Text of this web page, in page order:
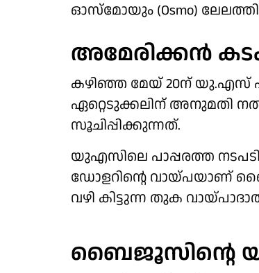
ഓസ്‌മോയും (Osmo)
അമേരിക്കന്‍ കടം
കഴിഞ്ഞ മേയ് 20ന് യു.എസ്
ഏറ്റെടുക്കലിന് അനുമതി
സൂചിപ്പിക്കുന്നത്.
യുഎസിലെ പാപ്പരത്ത
ഡോളറിന്റെ വായ്പയാണ്
വഴി കിട്ടുന്ന തുക
ബൈജൂസിന്റെ